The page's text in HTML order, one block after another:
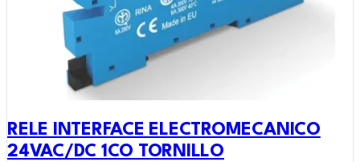
RELE INTERFACE ELECTROMECANICO
24VAC/DC 1CO TORNILLO